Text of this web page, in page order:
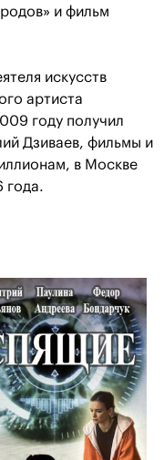
и фильм
искусств
артиста
году получил
Дзиваев, фильмы и
в Москве
года.